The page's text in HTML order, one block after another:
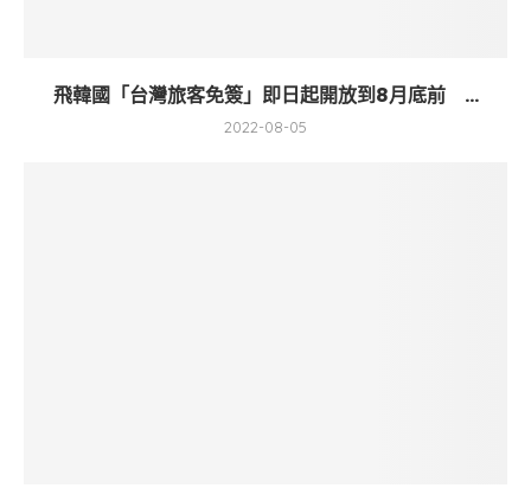
飛韓國「台灣旅客免簽」即日起開放到8月底前 ...
2022-08-05